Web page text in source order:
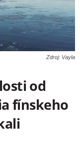
Zdroj: Vayla
od
fínskeho